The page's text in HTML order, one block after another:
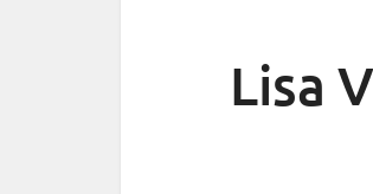
Lisa